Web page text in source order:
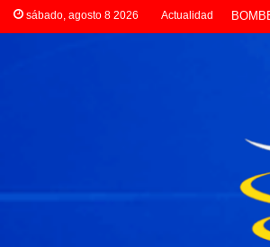
sábado, agosto 8 2026 Actualidad